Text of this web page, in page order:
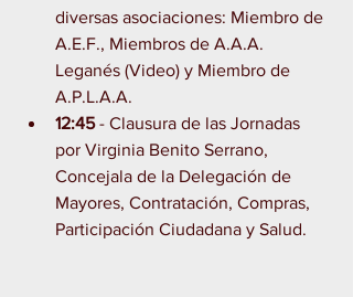
diversas asociaciones: Miembro de
A.E.F., Miembros de A.A.A.
Leganés (Video) y Miembro de
A.P.L.A.A.
12:45 - Clausura de las Jornadas
por Virginia Benito Serrano,
Concejala de la Delegación de
Mayores, Contratación, Compras,
Participación Ciudadana y Salud.